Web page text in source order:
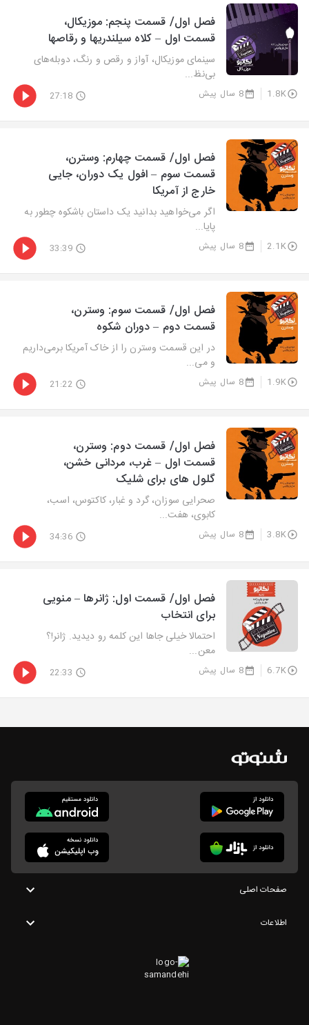
فصل اول/ قسمت پنجم: موزیکال،
قسمت اول – کلاه سیلندریها و رقاصها
سینمای موزیکال، آواز و رقص و رنگ، دوبله‌های
بی‌نظ...
1.8K 8 سال پیش 27:18
فصل اول/ قسمت چهارم: وسترن،
قسمت سوم – افول یک دوران، جایی
خارج از آمریکا
اگر می‌خواهید بدانید یک داستان باشکوه چطور به
پایا...
2.1K 8 سال پیش 33:39
فصل اول/ قسمت سوم: وسترن،
قسمت دوم – دوران شکوه
در این قسمت وسترن را از خاک آمریکا برمی‌داریم
و می...
1.9K 8 سال پیش 21:22
فصل اول/ قسمت دوم: وسترن،
قسمت اول – غرب، مردانی خشن،
گلول های برای شلیک
صحرایی سوزان، گرد و غبار، کاکتوس، اسب،
کابوی، هفت‌...
3.8K 8 سال پیش 34:36
فصل اول/ قسمت اول: ژانرها – منویی
برای انتخاب
احتمالا خیلی جاها این کلمه رو دیدید. ژانر!؟
معن...
6.7K 8 سال پیش 22:33
صفحات اصلی
اطلاعات